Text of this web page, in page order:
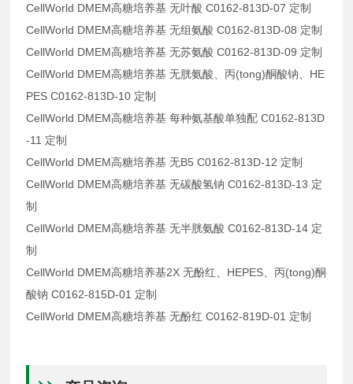
CellWorld DMEM高糖培养基 无叶酸 C0162-813D-07 定制
CellWorld DMEM高糖培养基 无组氨酸 C0162-813D-08 定制
CellWorld DMEM高糖培养基 无苏氨酸 C0162-813D-09 定制
CellWorld DMEM高糖培养基 无胱氨酸、丙(tong)酮酸钠、HE
PES C0162-813D-10 定制
CellWorld DMEM高糖培养基 每种氨基酸单独配 C0162-813D
-11 定制
CellWorld DMEM高糖培养基 无B5 C0162-813D-12 定制
CellWorld DMEM高糖培养基 无碳酸氢钠 C0162-813D-13 定
制
CellWorld DMEM高糖培养基 无半胱氨酸 C0162-813D-14 定
制
CellWorld DMEM高糖培养基2X 无酚红、HEPES、丙(tong)酮
酸钠 C0162-815D-01 定制
CellWorld DMEM高糖培养基 无酚红 C0162-819D-01 定制